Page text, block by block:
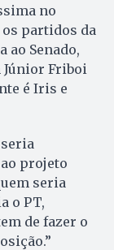
no
partidos da
ao Senado,
Friboi
é Iris e
seria
projeto
seria
o PT,
de fazer o